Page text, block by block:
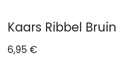
Kaars Ribbel Bruin
6,95 €